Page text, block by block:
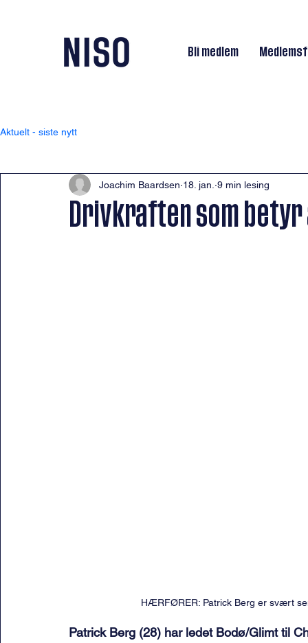
Bli medlem
Aktuelt - siste nytt
Drivkraften som
Joachim Baardsen 18. jan. 9 min lesing
HÆRFØRER: Patrick Berg er svært
Patrick Berg (28) har ledet Bodø/Glimt til